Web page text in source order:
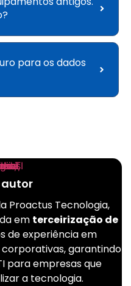
para os dados
autor
Proactus Tecnologia,
em terceirização de
de experiência em
garantindo
para empresas que
a tecnologia.